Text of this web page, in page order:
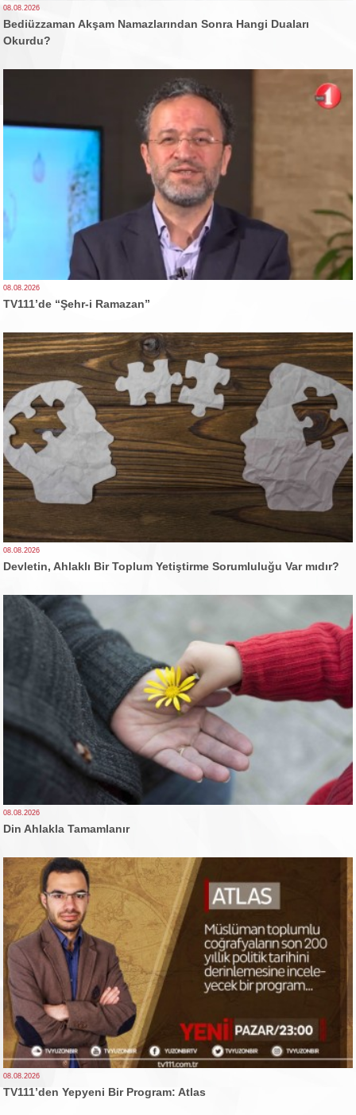
08.08.2026
Bediüzzaman Akşam Namazlarından Sonra Hangi Duaları
Okurdu?
08.08.2026
TV111’de “Şehr-i Ramazan”
08.08.2026
Devletin, Ahlaklı Bir Toplum Yetiştirme Sorumluluğu Var mıdır?
08.08.2026
Din Ahlakla Tamamlanır
08.08.2026
TV111’den Yepyeni Bir Program: Atlas